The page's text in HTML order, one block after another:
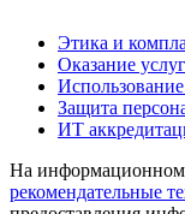
Этика и
Оказание услуг
Защита
ИТ
На информационном
рекомендательные